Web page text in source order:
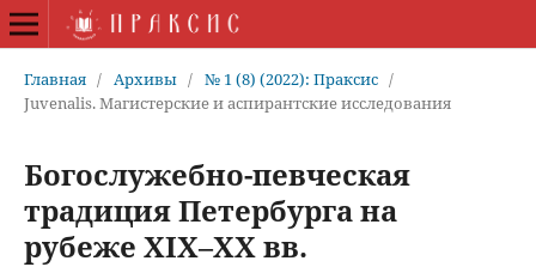
Главная / Архивы / № 1 (8) (2022): Праксис /
Juvenalis. Магистерские и аспирантские исследования
Богослужебно-певческая
традиция Петербурга на
рубеже XIX–XX вв.